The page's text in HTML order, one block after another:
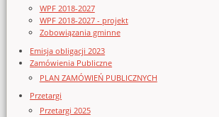
WPF 2018-2027
WPF 2018-2027 - projekt
Zobowiązania gminne
Emisja obligacji 2023
Zamówienia Publiczne
PLAN ZAMÓWIEŃ PUBLICZNYCH
Przetargi
Przetargi 2025